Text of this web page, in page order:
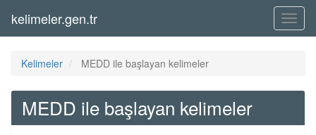
Menü
kelimeler.gen.tr
Kelimeler MEDD ile başlayan kelimeler
MEDD ile başlayan kelimeler